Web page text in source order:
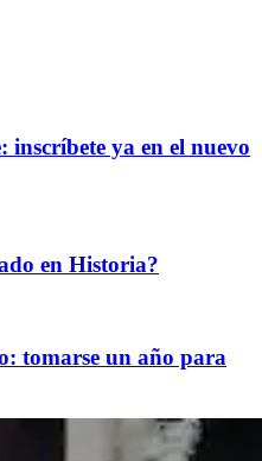
ya en el nuevo
en Historia?
tomarse un año para